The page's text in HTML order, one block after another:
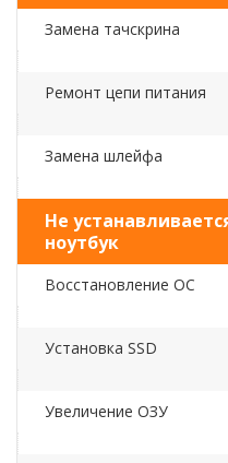
Замена тачскрина
Ремонт цепи питания
Замена шлейфа
Не
ноутбук
Восстановление ОС
Установка SSD
Увеличение ОЗУ